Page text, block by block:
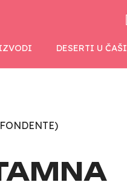
DESERTI U ČAŠI